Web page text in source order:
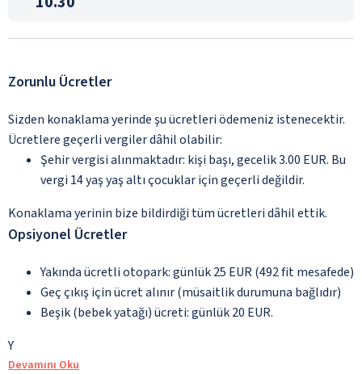
Zorunlu Ücretler
Sizden konaklama yerinde şu ücretleri ödemeniz istenecektir.
Ücretlere geçerli vergiler dâhil olabilir:
Şehir vergisi alınmaktadır: kişi başı, gecelik 3.00 EUR. Bu
vergi 14 yaş yaş altı çocuklar için geçerli değildir.
Konaklama yerinin bize bildirdiği tüm ücretleri dâhil ettik.
Opsiyonel Ücretler
Yakında ücretli otopark: günlük 25 EUR (492 fit mesafede)
Geç çıkış için ücret alınır (müsaitlik durumuna bağlıdır)
Beşik (bebek yatağı) ücreti: günlük 20 EUR.
Y
Devamını Oku